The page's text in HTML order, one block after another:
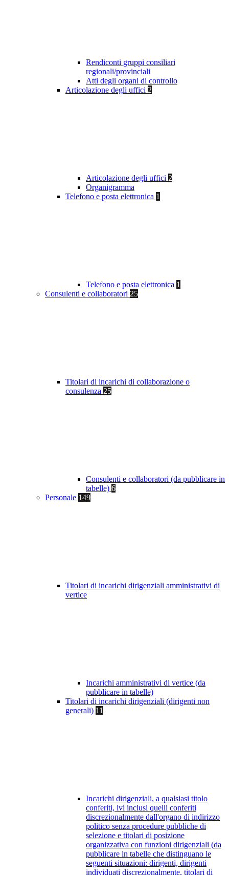
Rendiconti gruppi consiliari
regionali/provinciali
Atti degli organi di controllo
Articolazione degli uffici 2
Articolazione degli uffici 2
Organigramma
Telefono e posta elettronica 1
Telefono e posta elettronica 1
Consulenti e collaboratori 25
Titolari di incarichi di collaborazione o
consulenza 25
Consulenti e collaboratori (da pubblicare in
tabelle) 6
Personale 149
Titolari di incarichi dirigenziali amministrativi di
vertice
Incarichi amministrativi di vertice (da
pubblicare in tabelle)
Titolari di incarichi dirigenziali (dirigenti non
generali) 11
Incarichi dirigenziali, a qualsiasi titolo
conferiti, ivi inclusi quelli conferiti
discrezionalmente dall'organo di indirizzo
politico senza procedure pubbliche di
selezione e titolari di posizione
organizzativa con funzioni dirigenziali (da
pubblicare in tabelle che distinguano le
seguenti situazioni: dirigenti, dirigenti
individuati discrezionalmente, titolari di